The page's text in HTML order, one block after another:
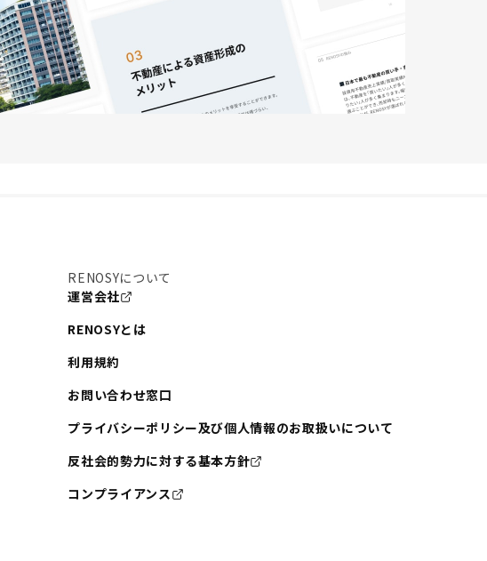
RENOSYについて
運営会社
RENOSYとは
利用規約
お問い合わせ窓口
プライバシーポリシー及び個人情報のお取扱いについて
反社会的勢力に対する基本方針
コンプライアンス